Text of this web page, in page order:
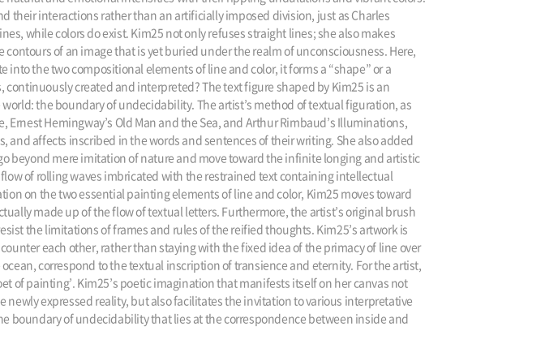
their interactions rather than an artificially imposed division, just as Charles
while colors do exist. Kim25 not only refuses straight lines; she also makes
of an image that is yet buried under the realm of unconsciousness. Here,
the two compositional elements of line and color, it forms a “shape” or a
created and interpreted? The text figure shaped by Kim25 is an
the boundary of undecidability. The artist’s method of textual figuration, as
Hemingway’s Old Man and the Sea, and Arthur Rimbaud’s Illuminations,
affects inscribed in the words and sentences of their writing. She also added
beyond mere imitation of nature and move toward the infinite longing and artistic
of rolling waves imbricated with the restrained text containing intellectual
on the two essential painting elements of line and color, Kim25 moves toward
made up of the flow of textual letters. Furthermore, the artist’s original brush
the limitations of frames and rules of the reified thoughts. Kim25’s artwork is
each other, rather than staying with the fixed idea of the primacy of line over
correspond to the textual inscription of transience and eternity. For the artist,
of painting’. Kim25’s poetic imagination that manifests itself on her canvas not
expressed reality, but also facilitates the invitation to various interpretative
boundary of undecidability that lies at the correspondence between inside and